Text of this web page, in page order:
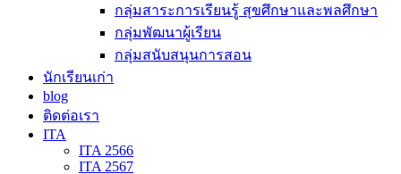
กลุ่มสาระการเรียนรู้ สุขศึกษาและพลศึกษา
กลุ่มพัฒนาผู้เรียน
กลุ่มสนับสนุนการสอน
นักเรียนเก่า
blog
ติดต่อเรา
ITA
ITA 2566
ITA 2567